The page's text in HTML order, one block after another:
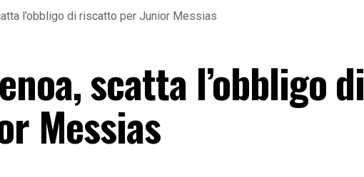
l’obbligo di riscatto per Junior Messias
scatta l’obbligo di
Messias